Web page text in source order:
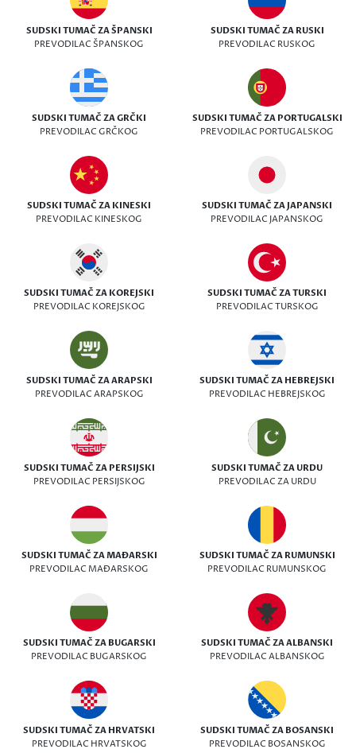
SUDSKI TUMAČ ZA ŠPANSKI
PREVODILAC ŠPANSKOG
SUDSKI TUMAČ ZA RUSKI
PREVODILAC RUSKOG
SUDSKI TUMAČ ZA GRČKI
PREVODILAC GRČKOG
SUDSKI TUMAČ ZA PORTUGALSKI
PREVODILAC PORTUGALSKOG
SUDSKI TUMAČ ZA KINESKI
PREVODILAC KINESKOG
SUDSKI TUMAČ ZA JAPANSKI
PREVODILAC JAPANSKOG
SUDSKI TUMAČ ZA KOREJSKI
PREVODILAC KOREJSKOG
SUDSKI TUMAČ ZA TURSKI
PREVODILAC TURSKOG
SUDSKI TUMAČ ZA ARAPSKI
PREVODILAC ARAPSKOG
SUDSKI TUMAČ ZA HEBREJSKI
PREVODILAC HEBREJSKOG
SUDSKI TUMAČ ZA PERSIJSKI
PREVODILAC PERSIJSKOG
SUDSKI TUMAČ ZA URDU
PREVODILAC ZA URDU
SUDSKI TUMAČ ZA MAĐARSKI
PREVODILAC MAĐARSKOG
SUDSKI TUMAČ ZA RUMUNSKI
PREVODILAC RUMUNSKOG
SUDSKI TUMAČ ZA BUGARSKI
PREVODILAC BUGARSKOG
SUDSKI TUMAČ ZA ALBANSKI
PREVODILAC ALBANSKOG
SUDSKI TUMAČ ZA HRVATSKI
PREVODILAC HRVATSKOG
SUDSKI TUMAČ ZA BOSANSKI
PREVODILAC BOSANSKOG